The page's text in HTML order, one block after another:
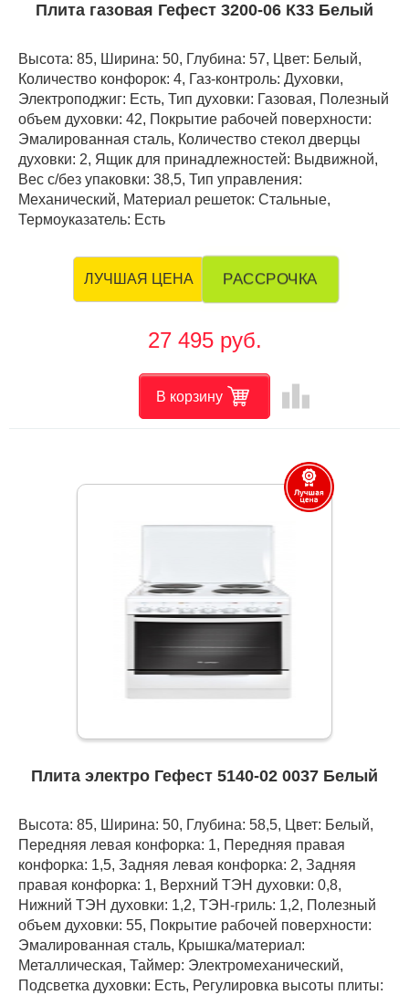
Плита газовая Гефест 3200-06 К33 Белый
Высота: 85, Ширина: 50, Глубина: 57, Цвет: Белый,
Количество конфорок: 4, Газ-контроль: Духовки,
Электроподжиг: Есть, Тип духовки: Газовая, Полезный
объем духовки: 42, Покрытие рабочей поверхности:
Эмалированная сталь, Количество стекол дверцы
духовки: 2, Ящик для принадлежностей: Выдвижной,
Вес с/без упаковки: 38,5, Тип управления:
Механический, Материал решеток: Стальные,
Термоуказатель: Есть
ЛУЧШАЯ ЦЕНА РАССРОЧКА
27 495 руб.
В корзину leaderboard
Плита электро Гефест 5140-02 0037 Белый
Высота: 85, Ширина: 50, Глубина: 58,5, Цвет: Белый,
Передняя левая конфорка: 1, Передняя правая
конфорка: 1,5, Задняя левая конфорка: 2, Задняя
правая конфорка: 1, Верхний ТЭН духовки: 0,8,
Нижний ТЭН духовки: 1,2, ТЭН-гриль: 1,2, Полезный
объем духовки: 55, Покрытие рабочей поверхности:
Эмалированная сталь, Крышка/материал:
Металлическая, Таймер: Электромеханический,
Подсветка духовки: Есть, Регулировка высоты плиты: